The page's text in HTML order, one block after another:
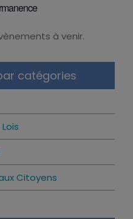
à venir.
catégories
Citoyens